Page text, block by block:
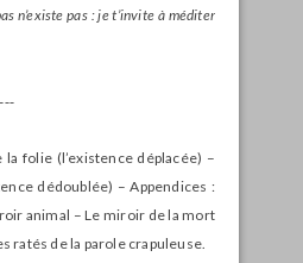
n’existe pas : je t’invite à méditer
la folie (l’existence déplacée) –
dédoublée) – Appendices :
animal – Le miroir de la mort
ratés de la parole crapuleuse.